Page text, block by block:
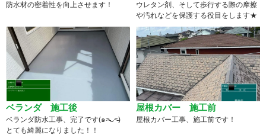
防水材の密着性を向上させます！
ウレタン剤、そして歩行する際の摩擦
や汚れなどを保護する役目をします★
ベランダ 施工後
ベランダ防水工事、完了です(๑˃̵ᴗ˂̵)
とても綺麗になりました！！
屋根カバー 施工前
屋根カバー工事、施工前です！